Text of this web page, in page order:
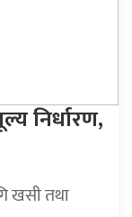
निर्धारण,
खसी तथा